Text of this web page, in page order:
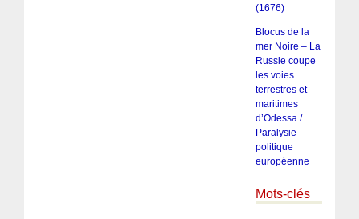
(1676)
Blocus de la
mer Noire – La
Russie coupe
les voies
terrestres et
maritimes
d’Odessa /
Paralysie
politique
européenne
Mots-clés